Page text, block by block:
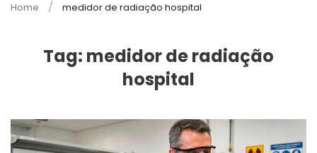
Home medidor de radiação hospital
Tag: medidor de radiação
hospital